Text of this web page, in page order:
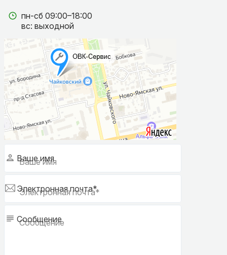
пн-сб 09:00–18:00
вс: выходной
Ваше имя
Электронная почта*
Сообщение